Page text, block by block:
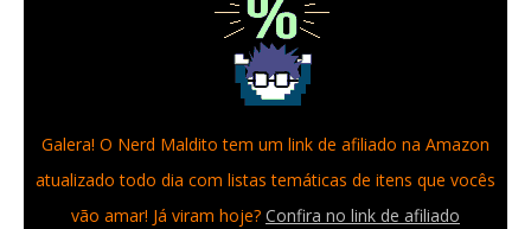
Galera! O Nerd Maldito tem um link de afiliado na Amazon
atualizado todo dia com listas temáticas de itens que vocês
vão amar! Já viram hoje? Confira no link de afiliado